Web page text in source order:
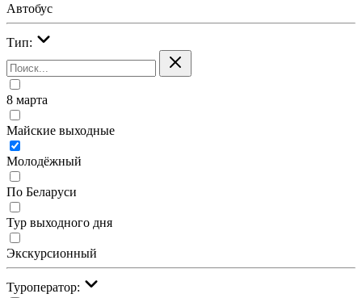
Автобус
Тип:
8 марта
Майские выходные
Молодёжный
По Беларуси
Тур выходного дня
Экскурсионный
Туроператор: